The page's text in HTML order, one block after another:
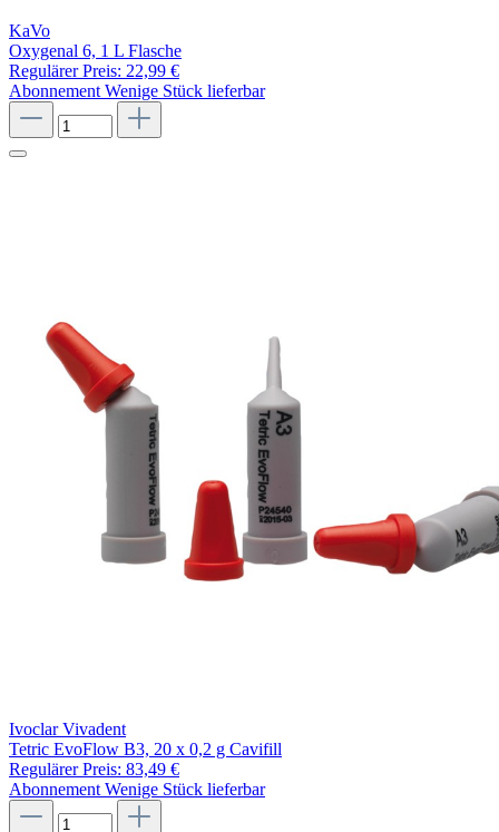
KaVo
Oxygenal 6, 1 L Flasche
Regulärer Preis: 22,99 €
Abonnement Wenige Stück lieferbar
Ivoclar Vivadent
Tetric EvoFlow B3, 20 x 0,2 g Cavifill
Regulärer Preis: 83,49 €
Abonnement Wenige Stück lieferbar